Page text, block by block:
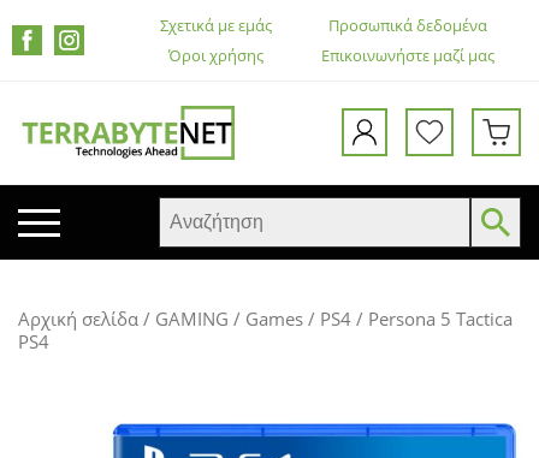
Σχετικά με εμάς
Επικοινωνήστε μαζί μας
Προσωπικά δεδομένα
Όροι χρήσης
TABLETS
ΕΚΤΥΠΩΤΈΣ – ΠΟΛΥΜΗΧΑΝΉΜΑΤΑ
Αρχική σελίδα / GAMING / Games / PS4 / Persona 5 Tactica
PS4